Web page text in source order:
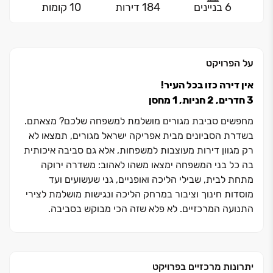
6 בניינים 184 דירות 10 קומות
על הפרויקט
אין דירה כזו בכל העיר!
מחפשים סביבת מגורים מושלמת למשפחה שלכם? מצאתם.
בשדרת הסביונים מבית אפריקה ישראל מגורים, תמצאו לא
רק מגוון דירות מעוצבות למשפחות, אלא גם סביבה איכותית
בה כל בני המשפחה ימצאו משהו לאהוב: משדרה ירוקה
מתחת לבית, שבילי הליכה ואופניים, גני שעשועים ועד
מוסדות חינוך וציבור במרחק הליכה ונגישות מושלמת לצירי
התנועה המרכזיים. לא פלא שזה הכי מבוקש בסביבה.
יתרונות מרכזיים בפרויקט